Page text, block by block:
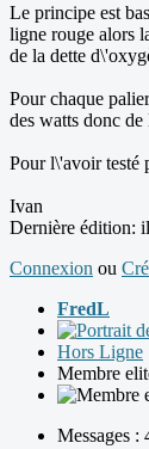
Le principe est
ligne rouge alors
de la dette
Pour chaque
des watts donc
Pour l\'avoir testé
Ivan
Dernière édition:
Connexion ou
FredL
Hors Ligne
Membre
Messages :